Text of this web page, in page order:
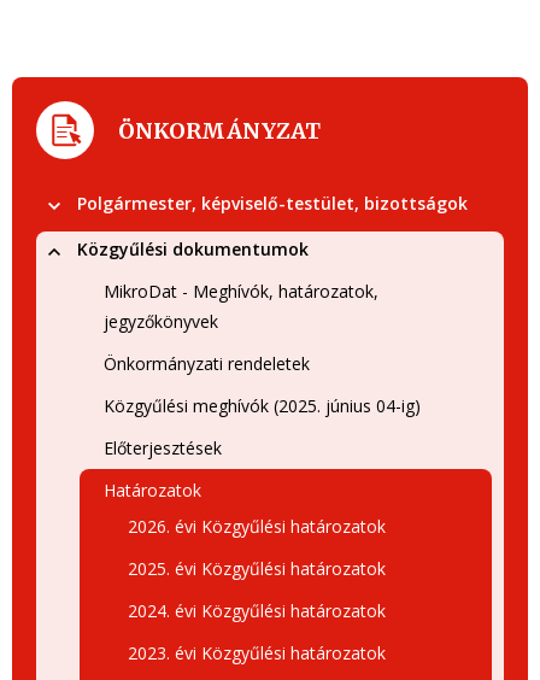
ÖNKORMÁNYZAT
Polgármester, képviselő-testület, bizottságok
Közgyűlési dokumentumok
MikroDat - Meghívók, határozatok,
jegyzőkönyvek
Önkormányzati rendeletek
Közgyűlési meghívók (2025. június 04-ig)
Előterjesztések
Határozatok
2026. évi Közgyűlési határozatok
2025. évi Közgyűlési határozatok
2024. évi Közgyűlési határozatok
2023. évi Közgyűlési határozatok